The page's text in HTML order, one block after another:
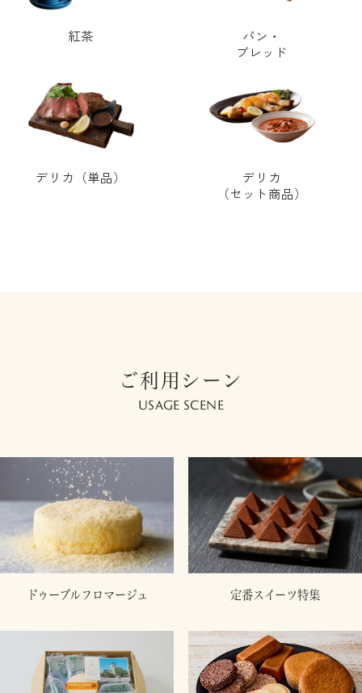
紅茶
パン・
ブレッド
デリカ（単品）
デリカ
（セット商品）
ご利用シーン
USAGE SCENE
ドゥーブルフロマージュ 定番スイーツ特集